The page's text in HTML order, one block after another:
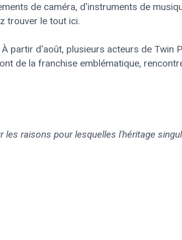
de caméra, d'instruments de
trouver le tout ici.
partir d'août, plusieurs acteurs de Twin
de la franchise emblématique,
raisons pour lesquelles l'héritage